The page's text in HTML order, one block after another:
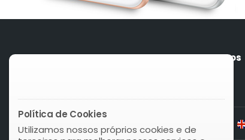
Quem somos
Política de Cookies
Utilizamos nossos próprios cookies e de